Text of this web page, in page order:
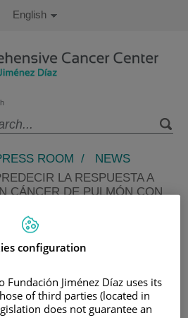
Active
English
ROOM /
NEWS
LA RESPUESTA A
CÁNCER DE PULMÓN CON
la
con datos
clínica y
configuration
Jiménez Díaz uses its
of third parties (located in
does not guarantee an